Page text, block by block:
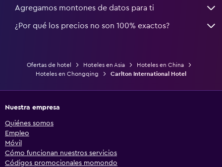
Agregamos montones de datos para ti
¿Por qué los precios no son 100% exactos?
Ofertas de hotel Hoteles en Asia
Hoteles en China
Hoteles en Chongqing
Carlton International Hotel
Nuestra empresa
Quiénes somos
Empleo
Móvil
Cómo funcionan nuestros servicios
Códigos promocionales momondo